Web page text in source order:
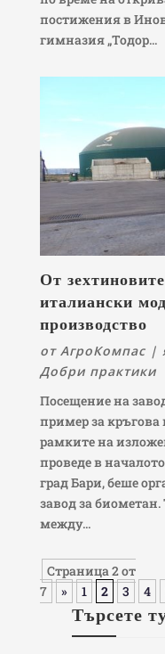
постижения в
гимназия „Тодор...
От
италиански
производство
от АгроКомпас|
Добри практики
Посещение на
пример за
рамките на
проведе в
град Бари, беше
завод за
между...
Страница 2 от
7
» 1 2 3 4
Търсете